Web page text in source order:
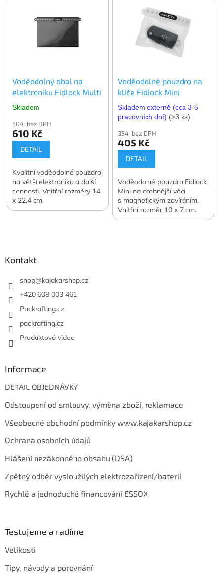
Voděodolný obal na
elektroniku Fidlock Multi
Skladem
504 bez DPH
610 Kč
DETAIL
Kvalitní voděodolné pouzdro
na větší elektroniku a další
cennosti. Vnitřní rozměry 14
x 22,4 cm.
Voděodolné pouzdro na
klíče Fidlock Mini
Skladem externě (cca 3-5
pracovních dní) (>3 ks)
334 bez DPH
405 Kč
DETAIL
Voděodolné pouzdro Fidlock
Mini na drobnější věci
s magnetickým zavíráním.
Vnitřní rozměr 10 x 7 cm.
Kontakt
shop@kajakarshop.cz
+420 608 003 461
Packrafting.cz
packrafting.cz
Produktová videa
Informace
DETAIL OBJEDNÁVKY
Odstoupení od smlouvy, výměna zboží, reklamace
Všeobecné obchodní podmínky www.kajakarshop.cz
Ochrana osobních údajů
Hlášení nezákonného obsahu (DSA)
Zpětný odběr vysloužilých elektrozařízení/baterií
Rychlé a jednoduché financování ESSOX
Testujeme a radíme
Velikosti
Tipy, návody a porovnání